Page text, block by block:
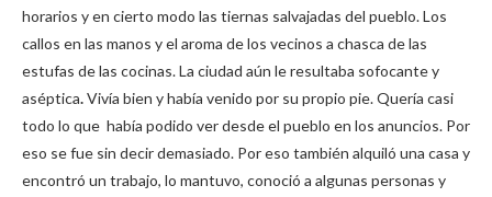
horarios y en cierto modo las tiernas salvajadas del pueblo. Los
callos en las manos y el aroma de los vecinos a chasca de las
estufas de las cocinas. La ciudad aún le resultaba sofocante y
aséptica.Vivía bien y había venido por su propio pie. Quería casi
todo lo que había podido ver desde el pueblo en los anuncios. Por
eso se fue sin decir demasiado. Por eso también alquiló una casa y
encontró un trabajo, lo mantuvo, conoció a algunas personas y